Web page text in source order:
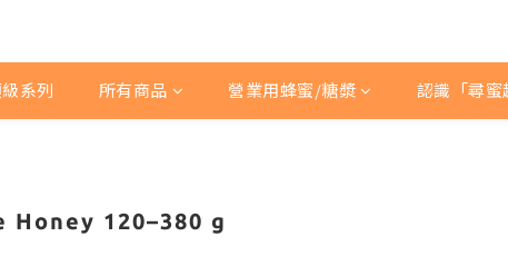
系列 所有商品 營業用蜂蜜/糖漿 認識「尋蜜
Honey 120–380 g